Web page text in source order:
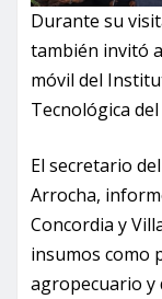
Durante su
también invitó
móvil del
Tecnológica
El secretario
Arrocha,
Concordia y
insumos como
agropecuario y